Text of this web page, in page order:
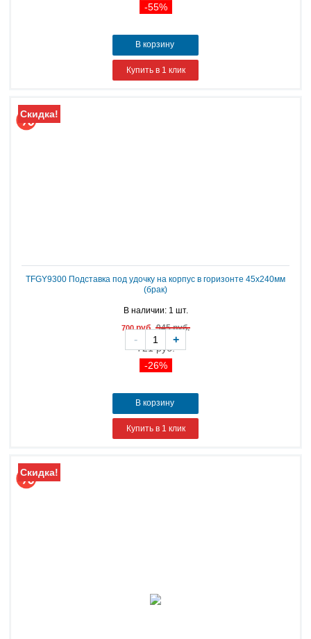
-55%
В корзину
Купить в 1 клик
Скидка!
TFGY9300 Подставка под удочку на корпус в горизонте 45х240мм
(брак)
В наличии: 1 шт.
700руб.945 руб.
721 руб.
-26%
- +
В корзину
Купить в 1 клик
Скидка!